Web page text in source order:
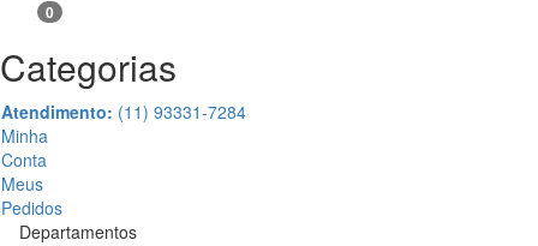
0
Categorias
Atendimento: (11) 93331-7284
Minha
Conta
Meus
Pedidos
Departamentos